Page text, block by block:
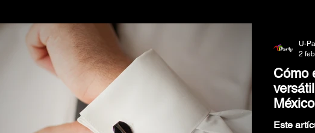
DE INTERÉS
GRADUACIONES
Cómo
México
Este
U-
2 feb